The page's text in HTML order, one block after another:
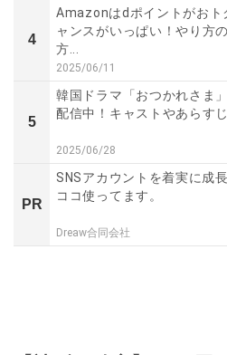
4
Amazonはdポイントがおト
ャンスがいっぱい！やり方
方...
2025/06/11
5
韓国ドラマ「おつかれさま
配信中！キャストやあらす
2025/06/28
PR
SNSアカウントを着実に成
ココ使ってます。
Dreaw合同会社